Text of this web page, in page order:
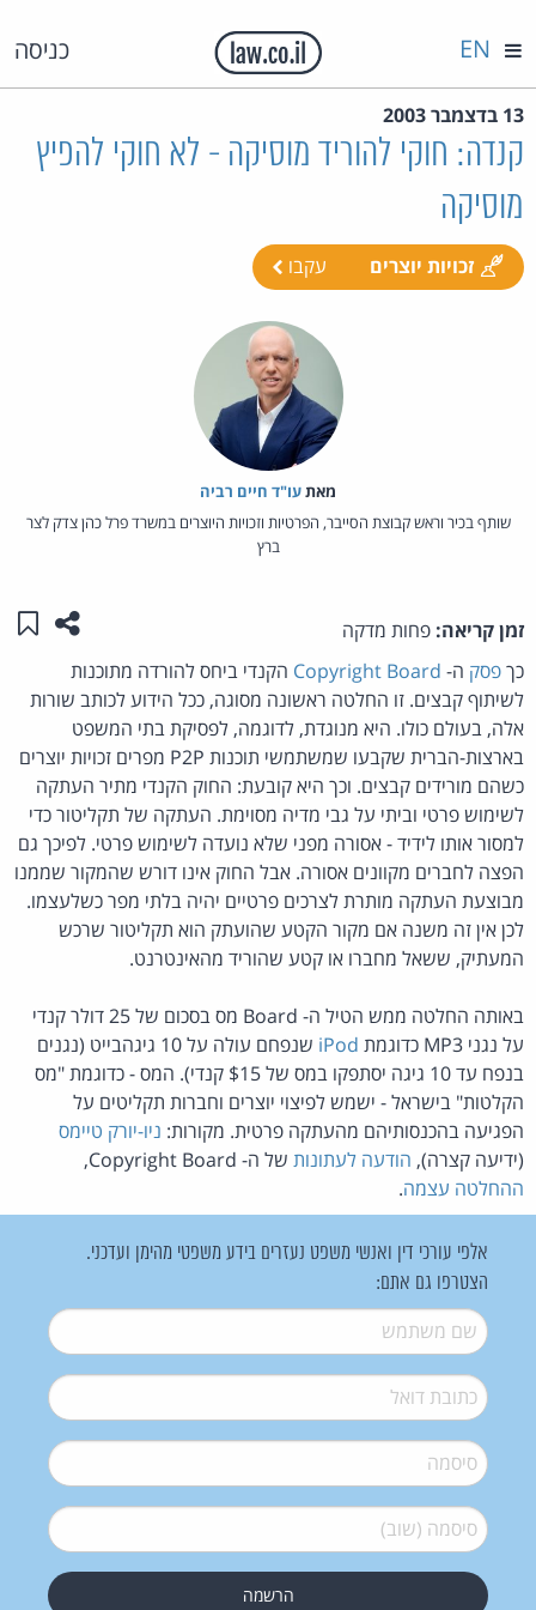
כניסה EN
13 בדצמבר 2003
קנדה: חוקי להוריד מוסיקה - לא חוקי להפיץ
מוסיקה
זכויות יוצרים עקבו
מאת‏עו"ד חיים רביה
שותף בכיר וראש קבוצת הסייבר, הפרטיות וזכויות היוצרים במשרד פרל כהן צדק לצר
ברץ
זמן קריאה: פחות מדקה שתפו
כךפסק ה- Copyright Board הקנדי ביחס להורדה מתוכנות
לשיתוף קבצים. זו החלטה ראשונה מסוגה, ככל הידוע לכותב שורות
אלה, בעולם כולו. היא מנוגדת, לדוגמה, לפסיקת בתי המשפט
בארצות-הברית שקבעו שמשתמשי תוכנות P2P מפרים זכויות יוצרים
כשהם מורידים קבצים. וכך היא קובעת: החוק הקנדי מתיר העתקה
לשימוש פרטי וביתי על גבי מדיה מסוימת. העתקה של תקליטור כדי
למסור אותו לידיד - אסורה מפני שלא נועדה לשימוש פרטי. לפיכך גם
הפצה לחברים מקוונים אסורה. אבל החוק אינו דורש שהמקור שממנו
מבוצעת העתקה מותרת לצרכים פרטיים יהיה בלתי מפר כשלעצמו.
לכן אין זה משנה אם מקור הקטע שהועתק הוא תקליטור שרכש
המעתיק, ששאל מחברו או קטע שהוריד מהאינטרנט.
באותה החלטה ממש הטיל ה- Board מס בסכום של 25 דולר קנדי
על נגני MP3 כדוגמת
iPod
שנפחם עולה על 10 גיגהבייט (נגנים
בנפח עד 10 גיגה יסתפקו במס של $15 קנדי). המס - כדוגמת "מס
הקלטות" בישראל - ישמש לפיצוי יוצרים וחברות תקליטים על
הפגיעה בהכנסותיהם מהעתקה פרטית. מקורות: ניו-יורק טיימס
(ידיעה קצרה), הודעה לעתונות של ה- Copyright Board,
ההחלטה עצמה.
אלפי עורכי דין ואנשי משפט נעזרים בידע משפטי מהימן ועדכני.
הצטרפו גם אתם:
שם משתמש*
דואל*
סיסמה*
סיסמה (שוב)*